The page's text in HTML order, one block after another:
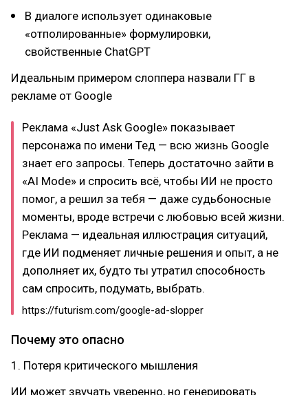
В диалоге использует одинаковые
«отполированные» формулировки,
свойственные ChatGPT
Идеальным примером слоппера назвали ГГ в
рекламе от Google
Реклама «Just Ask Google» показывает
персонажа по имени Тед — всю жизнь Google
знает его запросы. Теперь достаточно зайти в
«AI Mode» и спросить всё, чтобы ИИ не просто
помог, а решил за тебя — даже судьбоносные
моменты, вроде встречи с любовью всей жизни.
Реклама — идеальная иллюстрация ситуаций,
где ИИ подменяет личные решения и опыт, а не
дополняет их, будто ты утратил способность
сам спросить, подумать, выбрать.
https://futurism.com/google-ad-slopper
Почему это опасно
1. Потеря критического мышления
ИИ может звучать уверенно, но генерировать